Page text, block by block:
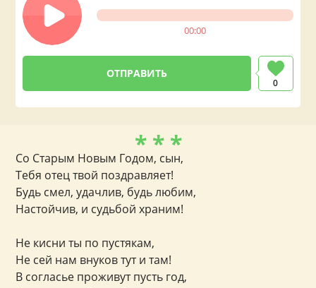
00:00
0
* * *
Со Старым Новым Годом, сын,
Тебя отец твой поздравляет!
Будь смел, удачлив, будь любим,
Настойчив, и судьбой храним!
Не кисни ты по пустякам,
Не сей нам внуков тут и там!
В согласье проживут пусть год,